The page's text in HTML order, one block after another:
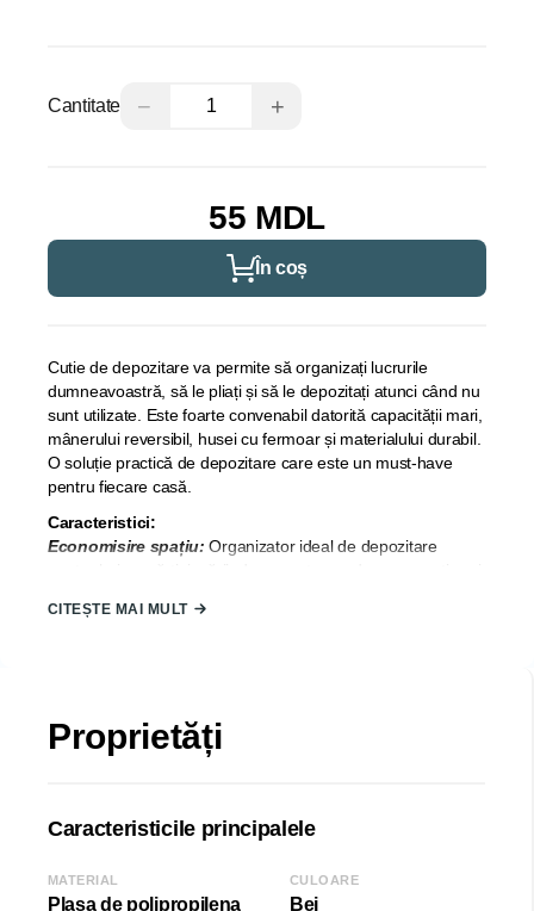
Cantitate − +
55 MDL
În coș
Cutie de depozitare va permite să organizați lucrurile
dumneavoastră, să le pliați și să le depozitați atunci când nu
sunt utilizate. Este foarte convenabil datorită capacității mari,
mânerului reversibil, husei cu fermoar și materialului durabil.
O soluție practică de depozitare care este un must-have
pentru fiecare casă.
Caracteristici:
Economisire spațiu:Organizator ideal de depozitare
Pliabil:Cutia de depozitare poate fi pliată atunci când nu
realizată din plasă de polipropilenă de înaltă calitate, care
este ecologică. Materialul țesăturii este durabil și lavabil.
Țara de origine:TURCIA.
CITEȘTE MAI MULT
Proprietăți
Caracteristicile principalele
MATERIAL
Plasa de polipropilena
CULOARE
Bej